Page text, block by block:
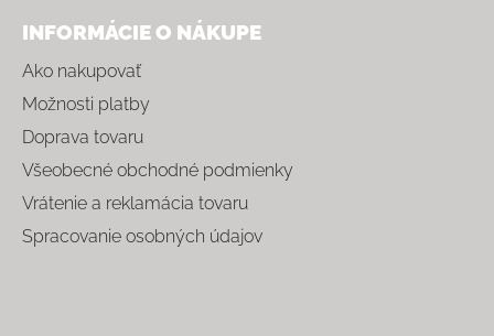
INFORMÁCIE O NÁKUPE
Ako nakupovať
Možnosti platby
Doprava tovaru
Všeobecné obchodné podmienky
Vrátenie a reklamácia tovaru
Spracovanie osobných údajov